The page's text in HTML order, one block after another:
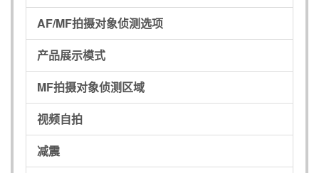
AF/MF拍摄对象侦测选项
产品展示模式
MF拍摄对象侦测区域
视频自拍
减震